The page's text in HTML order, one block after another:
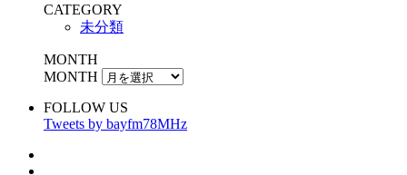
CATEGORY
未分類
MONTH
MONTH
FOLLOW US
Tweets by bayfm78MHz